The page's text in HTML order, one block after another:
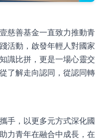
慈善基金一直致力推動青
活動，啟發年輕人對國家
識比拼，更是一場心靈交
了解走向認同，從認同轉
手，以更多元方式深化國
力青年在融合中成長，在